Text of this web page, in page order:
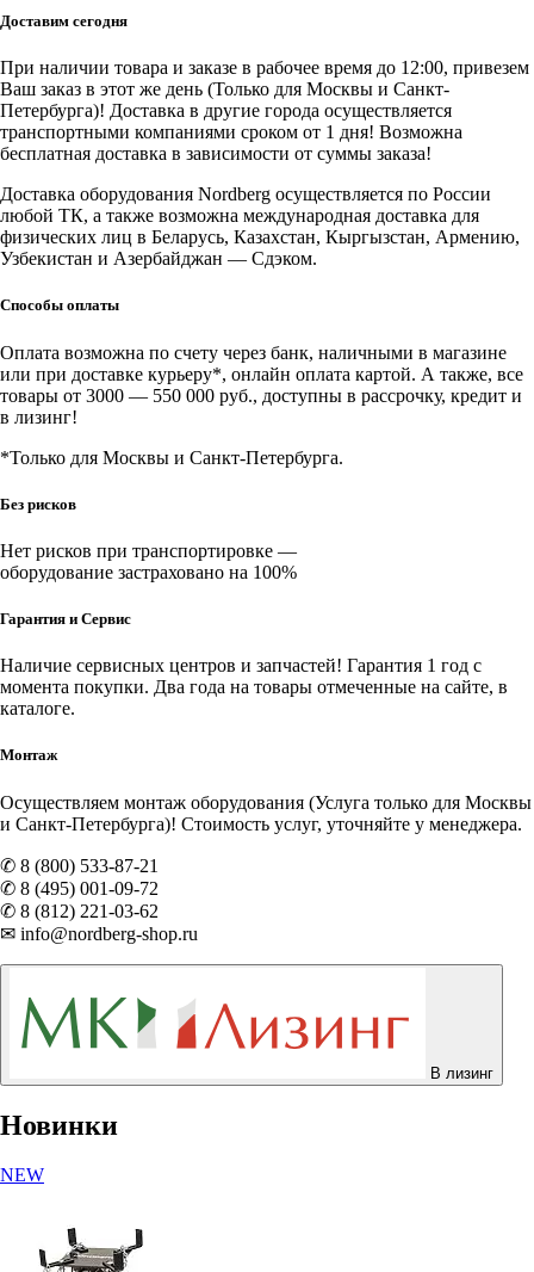
поршневой
ременной
передачей
220В,
ресивер
100л,
мин
Доставим сегодня
При наличии товара и заказе в рабочее время до 12:00, привезем
Ваш заказ в этот же день (Только для Москвы и Санкт-
Петербурга)! Доставка в другие города осуществляется
транспортными компаниями сроком от 1 дня! Возможна
бесплатная доставка в зависимости от суммы заказа!
Доставка оборудования Nordberg осуществляется по России
любой ТК, а также возможна международная доставка для
физических лиц в Беларусь, Казахстан, Кыргызстан, Армению,
Узбекистан и Азербайджан — Сдэком.
Способы оплаты
Оплата возможна по счету через банк, наличными в магазине
или при доставке курьеру*, онлайн оплата картой. А также, все
товары от 3000 — 550 000 руб., доступны в рассрочку, кредит и
в лизинг!
*Только для Москвы и Санкт-Петербурга.
Без рисков
Нет рисков при транспортировке —
оборудование застраховано на 100%
Гарантия и Сервис
Наличие сервисных центров и запчастей! Гарантия 1 год с
момента покупки. Два года на товары отмеченные на сайте, в
каталоге.
Монтаж
Осуществляем монтаж оборудования (Услуга только для Москвы
и Санкт-Петербурга)! Стоимость услуг, уточняйте у менеджера.
✆ 8 (800) 533-87-21
✆ 8 (495) 001-09-72
✆ 8 (812) 221-03-62
✉ info@nordberg-shop.ru
В лизинг
Новинки
NEW